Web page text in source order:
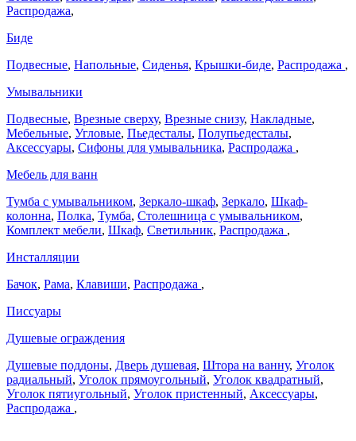
Распродажа,
Биде
Подвесные, Напольные, Сиденья, Крышки-биде, Распродажа ,
Умывальники
Подвесные, Врезные сверху, Врезные снизу, Накладные,
Мебельные, Угловые, Пьедесталы, Полупьедесталы,
Аксессуары, Сифоны для умывальника, Распродажа ,
Мебель для ванн
Тумба с умывальником, Зеркало-шкаф, Зеркало, Шкаф-
колонна, Полка, Тумба, Столешница с умывальником,
Комплект мебели, Шкаф, Светильник, Распродажа ,
Инсталляции
Бачок, Рама, Клавиши, Распродажа ,
Писсуары
Душевые ограждения
Душевые поддоны, Дверь душевая, Штора на ванну, Уголок
радиальный, Уголок прямоугольный, Уголок квадратный,
Уголок пятиугольный, Уголок пристенный, Аксессуары,
Распродажа ,